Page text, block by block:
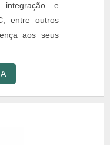
integração e
entre outros
aos seus